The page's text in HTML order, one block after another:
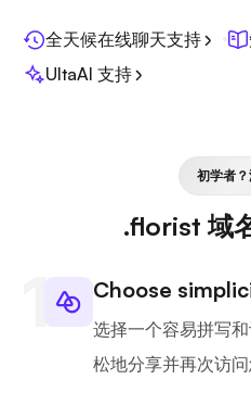
全天候在线聊天支持
UltaAI 支持
初学者
.florist 域
Choose
选择一个容易拼写
松地分享并再次访问